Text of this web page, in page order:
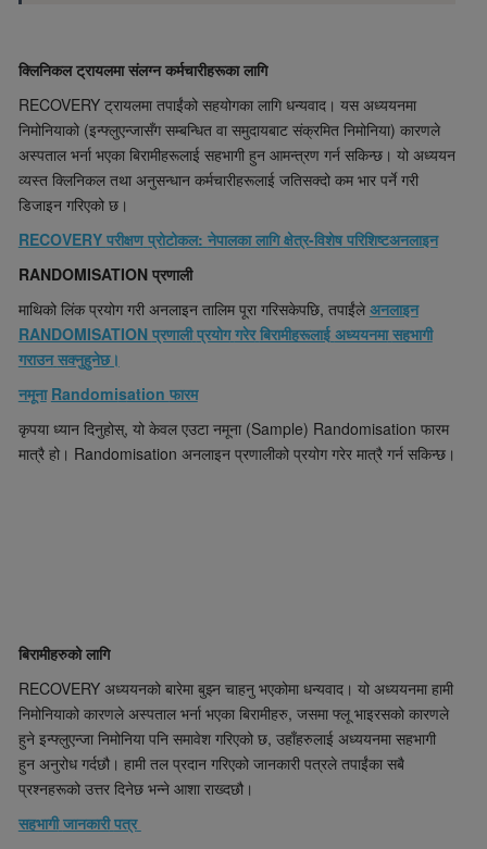
क्लिनिकल ट्रायलमा संलग्न कर्मचारीहरूका लागि
RECOVERY ट्रायलमा तपाईंको सहयोगका लागि धन्यवाद। यस अध्ययनमा
निमोनियाको (इन्फ्लुएन्जासँग सम्बन्धित वा समुदायबाट संक्रमित निमोनिया) कारणले
अस्पताल भर्ना भएका बिरामीहरूलाई सहभागी हुन आमन्त्रण गर्न सकिन्छ। यो अध्ययन
व्यस्त क्लिनिकल तथा अनुसन्धान कर्मचारीहरूलाई जतिसक्दो कम भार पर्ने गरी
डिजाइन गरिएकोछ।
RECOVERY परीक्षण प्रोटोकल: नेपालका लागि क्षेत्र-विशेष परिशिष्टअनलाइन
RANDOMISATION प्रणाली
माथिको लिंक प्रयोग गरी अनलाइन तालिम पूरा गरिसकेपछि, तपाईंले अनलाइन
RANDOMISATION प्रणाली प्रयोग गरेर बिरामीहरूलाई अध्ययनमा सहभागी
गराउन सक्नुहुनेछ।
नमूना Randomisation फारम
कृपया ध्यान दिनुहोस्, यो केवल एउटा नमूना(Sample) Randomisation फारम
मात्रै हो। Randomisation अनलाइन प्रणालीको प्रयोग गरेर मात्रै गर्न सकिन्छ।
बिरामीहरुको लागि
RECOVERY अध्ययनको बारेमा बुझ्न चाहनु भएकोमा धन्यवाद। यो अध्ययनमा हामी
निमोनियाको कारणले अस्पताल भर्ना भएका बिरामीहरु, जसमा फ्लू भाइरसको कारणले
हुने इन्फ्लुएन्जा निमोनिया पनि समावेश गरिएको छ, उहाँहरुलाई अध्ययनमा सहभागी
हुन अनुरोध गर्दछौ। हामी तल प्रदान गरिएको जानकारी पत्रले तपाईंका सबै
प्रश्नहरूको उत्तर दिनेछ भन्ने आशा राख्दछौ।
सहभागी जानकारी पत्र